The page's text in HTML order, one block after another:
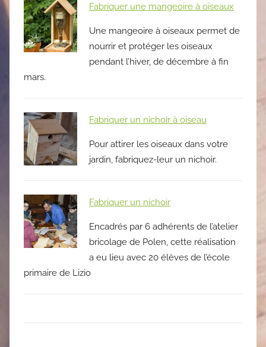
Fabriquer une mangeoire à oiseaux
Une mangeoire à oiseaux permet de
nourrir et protéger les oiseaux
pendant l’hiver, de décembre à fin
mars.
Fabriquer un nichoir à oiseau
Pour attirer les oiseaux dans votre
jardin, fabriquez-leur un nichoir.
Fabriquer un nichoir
Encadrés par 6 adhérents de l’atelier
bricolage de Polen, cette réalisation
a eu lieu avec 20 élèves de l’école
primaire de Lizio